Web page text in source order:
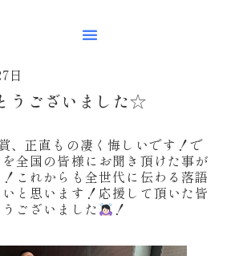
日
うございました☆
、正直もの凄く悔しいです！で
全国の皆様にお聞き頂けた事が
これからも全世代に伝わる落語
と思います！応援して頂いた皆
ございました
！